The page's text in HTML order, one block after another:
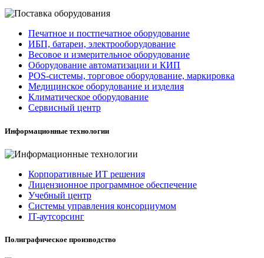
Печатное и постпечатное оборудование
ИБП, батареи, электрооборудование
Весовое и измерительное оборудование
Оборудование автоматизации и КИП
POS-системы, торговое оборудование, маркировка
Медицинское оборудование и изделия
Климатическое оборудование
Сервисный центр
Информационные технологии
Корпоративные ИТ решения
Лицензионное программное обеспечение
Учебный центр
Системы управления консорциумом
IT-аутсорсинг
Полиграфическое производство